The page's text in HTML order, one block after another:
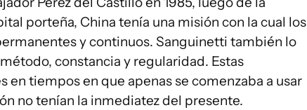
porteña, China tenía una misión con la cual los
y continuos. Sanguinetti también lo
constancia y regularidad. Estas
en tiempos en que apenas se comenzaba a usar
no tenían la inmediatez del presente.